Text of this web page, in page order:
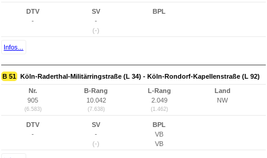
DTV
-
SV
-
(-)
BPL
Infos...
B 51 Köln-Raderthal-Militärringstraße (L 34) - Köln-Rondorf-Kapellenstraße (L 92)
Nr.
905
(6.583)
B-Rang
10.042
(7.638)
L-Rang
2.049
(1.462)
Land
NW
DTV
-
SV
-
(-)
BPL
VB
VB